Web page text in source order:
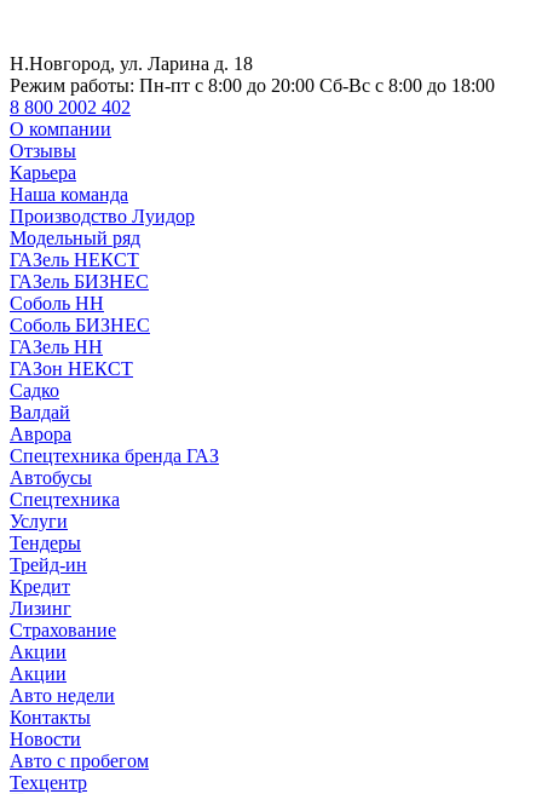
Н.Новгород, ул. Ларина д. 18
Режим работы: Пн-пт с 8:00 до 20:00 Сб-Вс с 8:00 до 18:00
8 800 2002 402
О компании
Отзывы
Карьера
Наша команда
Производство Луидор
Модельный ряд
ГАЗель НЕКСТ
ГАЗель БИЗНЕС
Соболь НН
Соболь БИЗНЕС
ГАЗель НН
ГАЗон НЕКСТ
Садко
Валдай
Аврора
Спецтехника бренда ГАЗ
Автобусы
Спецтехника
Услуги
Тендеры
Трейд-ин
Кредит
Лизинг
Страхование
Акции
Акции
Авто недели
Контакты
Новости
Авто с пробегом
Техцентр